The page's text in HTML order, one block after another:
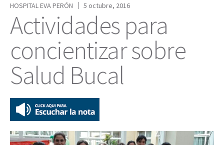
HOSPITAL EVA PERÓN
5 octubre, 2016
Actividades para
concientizar sobre
Salud Bucal